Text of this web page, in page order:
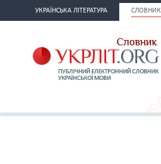
УКРАЇНСЬКА ЛІТЕРАТУРА СЛОВНИК